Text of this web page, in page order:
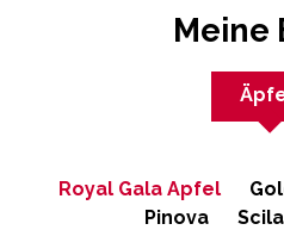
Meine
Royal Gala Apfel
Pinova